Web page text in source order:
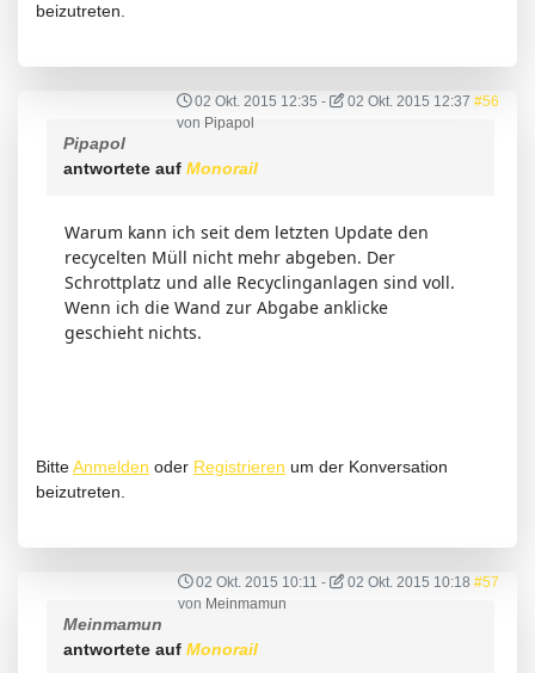
beizutreten.
02 Okt. 2015 12:35 - 02 Okt. 2015 12:37 #56
von Pipapol
Pipapol
antwortete auf Monorail
Warum kann ich seit dem letzten Update den
recycelten Müll nicht mehr abgeben. Der
Schrottplatz und alle Recyclinganlagen sind voll.
Wenn ich die Wand zur Abgabe anklicke
geschieht nichts.
BitteAnmelden oder Registrieren um der Konversation
beizutreten.
02 Okt. 2015 10:11 - 02 Okt. 2015 10:18 #57
von Meinmamun
Meinmamun
antwortete auf Monorail